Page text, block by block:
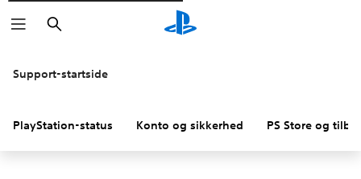
Søg
Support-startside
PlayStation-status Konto og sikkerhed PS Store og